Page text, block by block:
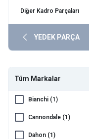
Rst
Sr Suntour
VikingX
Xlc
Diğer Kadro Parçaları
YEDEK PARÇA
Tüm Markalar
Bianchi (1)
Cannondale (1)
Dahon (1)